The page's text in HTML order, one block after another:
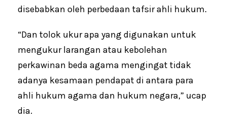
disebabkan oleh perbedaan tafsir ahli hukum.
“Dan tolok ukur apa yang digunakan untuk
mengukur larangan atau kebolehan
perkawinan beda agama mengingat tidak
adanya kesamaan pendapat di antara para
ahli hukum agama dan hukum negara,” ucap
dia.